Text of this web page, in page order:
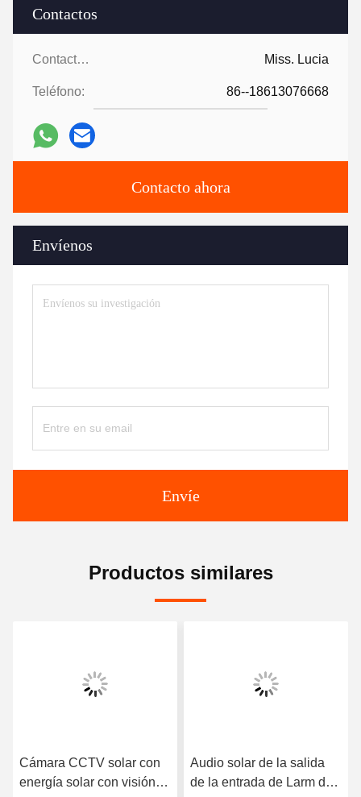
Contactos
Contactos: Miss. Lucia
Teléfono: 86--18613076668
Contacto ahora
Envíenos
Envíe
Productos similares
Cámara CCTV solar con
energía solar con visión
Audio solar de la salida
de la entrada de Larm de